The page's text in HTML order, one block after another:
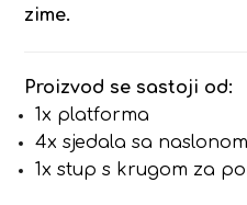
zime.
Proizvod se sastoji od:
1x platforma
4x sjedala sa naslonom
1x stup s krugom za